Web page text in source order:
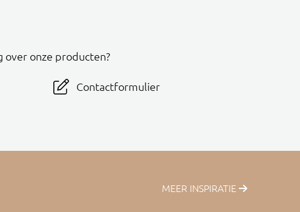
over onze producten?
Contactformulier
MEER INSPIRATIE